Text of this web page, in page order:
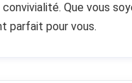
Que vous
parfait pour vous.